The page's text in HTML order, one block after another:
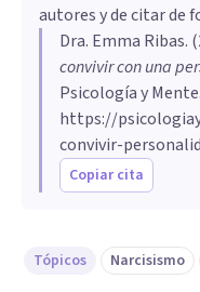
autores y de citar de
Dra. Emma Ribas. (
convivir con una
Psicología y Mente.
https://
convivir-
Copiar cita
Tópicos Narcisismo